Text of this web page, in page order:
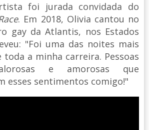
foi jurada convidada do
. Em 2018, Olivia cantou no
gay da Atlantis, nos Estados
"Foi uma das noites mais
toda a minha carreira. Pessoas
e amorosas que
esses sentimentos comigo!"